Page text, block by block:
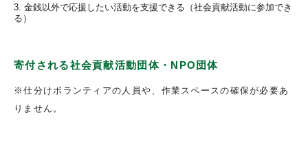
金銭以外で応援したい活動を支援できる（社会貢献活動に参加でき
る）
寄付される社会貢献活動団体・NPO団体
※仕分けボランティアの人員や、作業スペースの確保が必要あ
りません。